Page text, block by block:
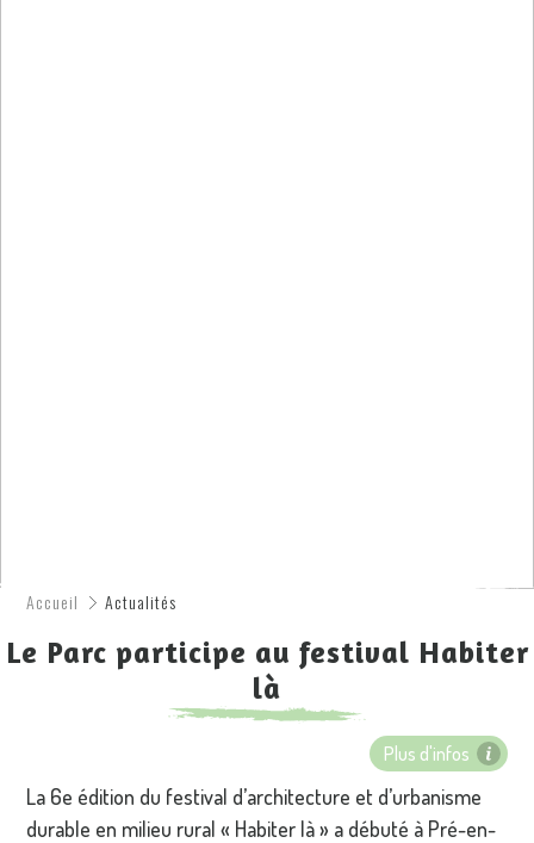
Accueil Actualités
Le Parc participe au festival Habiter
là
La 6e édition du festival d’architecture et d’urbanisme
durable en milieu rural « Habiter là » a débuté à Pré-en-
Plus d'infos